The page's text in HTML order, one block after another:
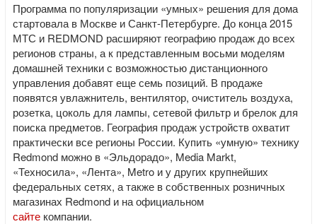
Программа по популяризации «умных» решения для дома
стартовала в Москве и Санкт-Петербурге. До конца 2015
МТС и REDMOND расширяют географию продаж до всех
регионов страны, а к представленным восьми моделям
домашней техники с возможностью дистанционного
управления добавят еще семь позиций. В продаже
появятся увлажнитель, вентилятор, очиститель воздуха,
розетка, цоколь для лампы, сетевой фильтр и брелок для
поиска предметов. География продаж устройств охватит
практически все регионы России. Купить «умную» технику
Redmond можно в «Эльдорадо», Media Markt,
«Техносила», «Лента», Metro и у других крупнейших
федеральных сетях, а также в собственных розничных
магазинах Redmond и на официальном
сайте компании.